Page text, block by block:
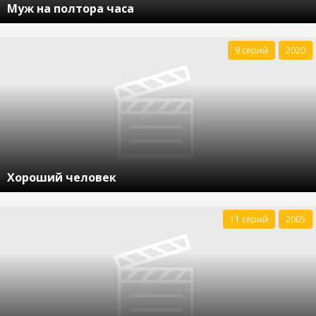
Муж на полтора часа
Хороший человек
9 серий 2020
11 серий 2005